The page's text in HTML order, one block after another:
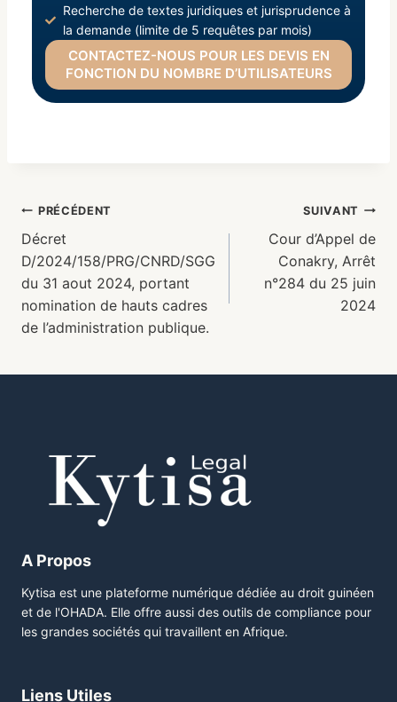
Recherche de textes juridiques et jurisprudence à
la demande (limite de 5 requêtes par mois)
CONTACTEZ-NOUS POUR LES DEVIS EN
FONCTION DU NOMBRE D’UTILISATEURS
PRÉCÉDENT
Décret
D/2024/158/PRG/CNRD/SGG
du 31 aout 2024, portant
nomination de hauts cadres
de l’administration publique.
SUIVANT
Cour d’Appel de
Conakry, Arrêt
n°284 du 25 juin
2024
A Propos
Kytisa est une plateforme numérique dédiée au droit guinéen
et de l'OHADA. Elle offre aussi des outils de compliance pour
les grandes sociétés qui travaillent en Afrique.
Liens Utiles